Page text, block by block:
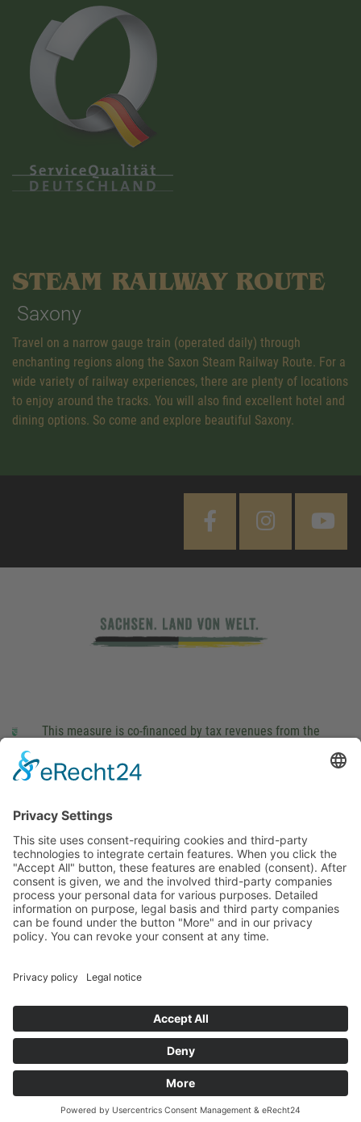
STEAM RAILWAY ROUTE
Saxony
Travel on a narrow gauge train (operated daily) through
enchanting regions along the Saxon Steam Railway Route. For a
wide variety of railway experiences, there are plenty of locations
to enjoy around the tracks. You will also find excellent hotel and
dining options. So come and explore beautiful Saxony.
This measure is co-financed by tax revenues from the
Landtag (parliament).
This site uses consent-requiring cookies and third-party
technologies to integrate certain features. When you click the
"Accept All" button, these features are enabled (consent).
After consent is given, we and the involved third-party
companies process your personal data for various purposes.
companies can be found under the button "More" and in our
DENY ACCEPT MORE
Legal notice Privacy policy